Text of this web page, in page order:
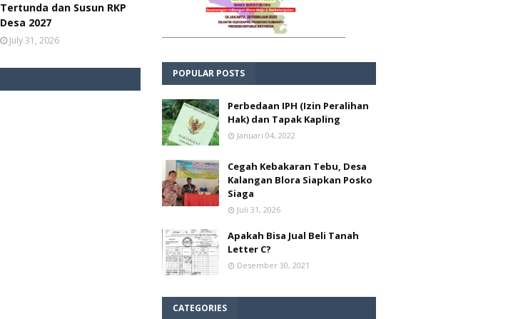
Tertunda dan Susun RKP
Desa 2027
July 31, 2026
POPULAR POSTS
Perbedaan IPH (Izin Peralihan
Hak) dan Tapak Kapling
Januari 04, 2022
Cegah Kebakaran Tebu, Desa
Kalangan Blora Siapkan Posko
Siaga
Juli 31, 2026
Apakah Bisa Jual Beli Tanah
Letter C?
Desember 30, 2021
CATEGORIES